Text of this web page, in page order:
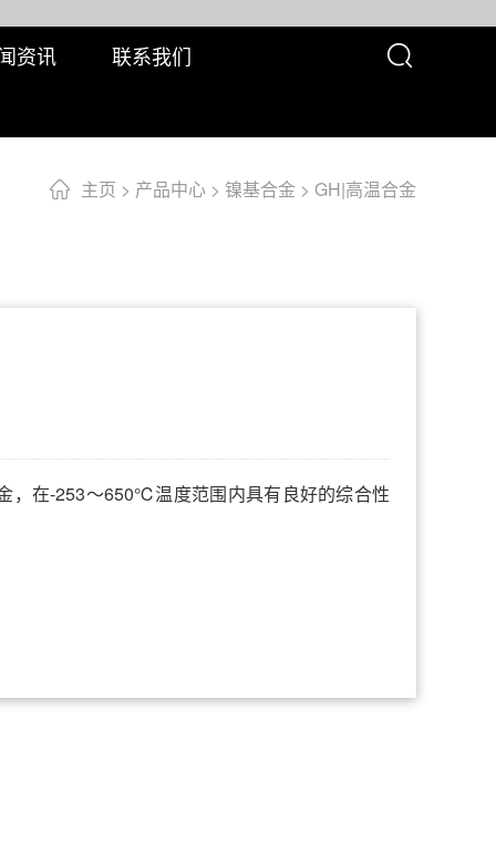
资讯 联系我们
主页 > 产品中心 > 镍基合金 > GH|高温合金
，在-253～650℃温度范围内具有良好的综合性